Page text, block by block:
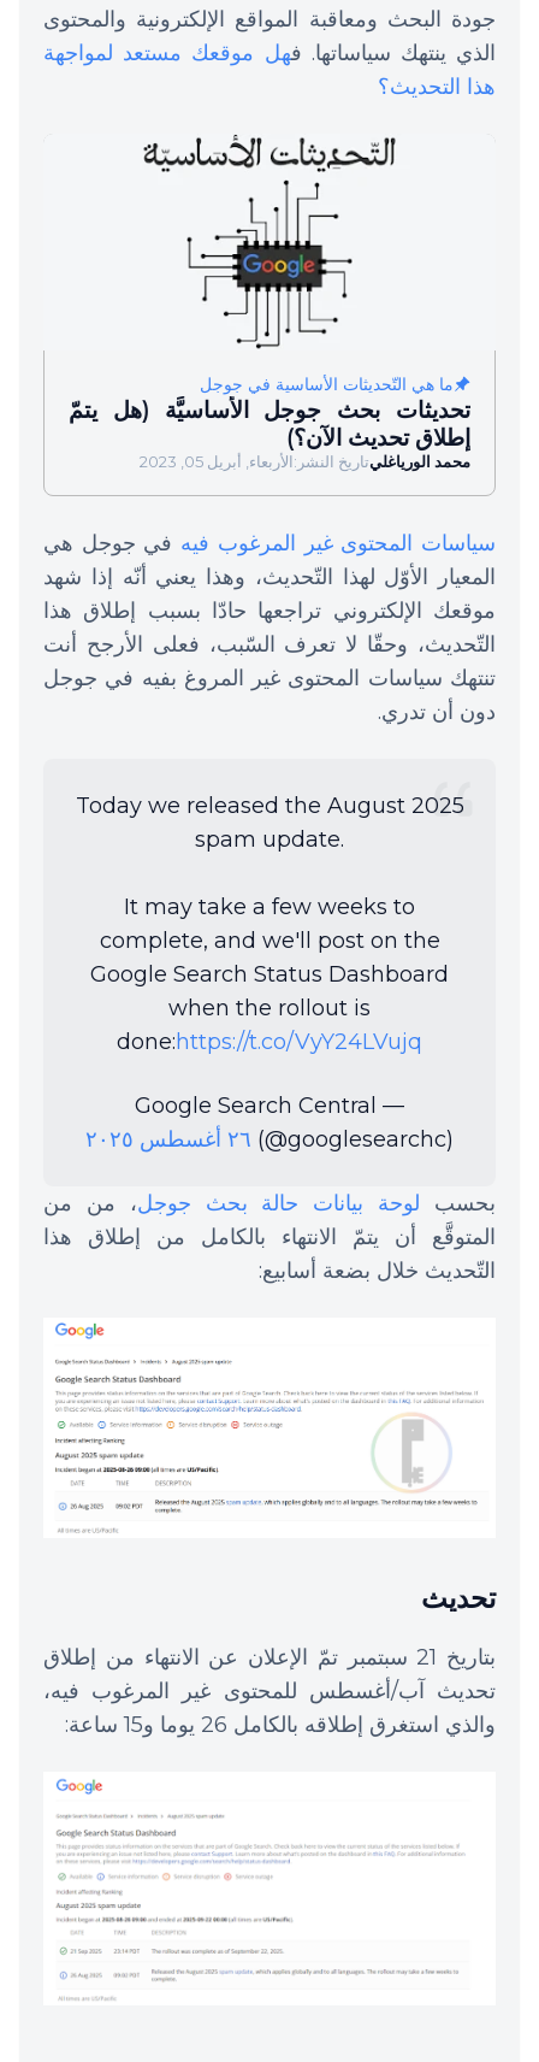
جودة البحث ومعاقبة المواقع الإلكترونية والمحتوى
الذي ينتهك سياساتها. فهل موقعك مستعد لمواجهة
هذا التحديث؟
ما هي التّحديثات الأساسية في جوجل
تحديثات بحث جوجل الأساسيَّة (هل يتمّ
إطلاق تحديث الآن؟)
محمد الورياغليتاريخ النشر:الأربعاء, أبريل 05, 2023
سياسات المحتوى غير المرغوب فيه في جوجل هي
المعيار الأوّل لهذا التّحديث، وهذا يعني أنّه إذا شهد
موقعك الإلكتروني تراجعها حادّا بسبب إطلاق هذا
التّحديث، وحقّا لا تعرف السّبب، فعلى الأرجح أنت
تنتهك سياسات المحتوى غير المروغ بفيه في جوجل
دون أن تدري.
Today we released the August 2025
spam update.
It may take a few weeks to
complete, and we'll post on the
Google Search Status Dashboard
when the rollout is
done:https://t.co/VyY24LVujq
— Google Search Central
(@googlesearchc) ٢٦ أغسطس ٢٠٢٥
بحسب لوحة بيانات حالة بحث جوجل، من من
المتوقَّع أن يتمّ الانتهاء بالكامل من إطلاق هذا
التّحديث خلال بضعة أسابيع:
تحديث
بتاريخ 21 سبتمبر تمّ الإعلان عن الانتهاء من إطلاق
تحديث آب/أغسطس للمحتوى غير المرغوب فيه،
والذي استغرق إطلاقه بالكامل 26 يوما و15 ساعة: